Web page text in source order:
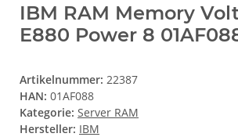
IBM RAM Memory
E880 Power 8
Artikelnummer: 22387
HAN: 01AF088
Kategorie: Server RAM
Hersteller: IBM